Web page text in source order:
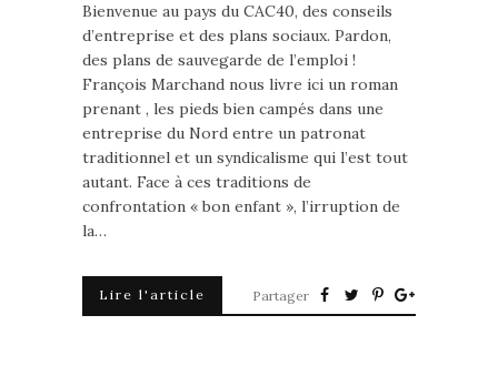
Bienvenue au pays du CAC40, des conseils
d’entreprise et des plans sociaux. Pardon,
des plans de sauvegarde de l’emploi !
François Marchand nous livre ici un roman
prenant , les pieds bien campés dans une
entreprise du Nord entre un patronat
traditionnel et un syndicalisme qui l’est tout
autant. Face à ces traditions de
confrontation « bon enfant », l’irruption de
la…
Lire l'article Partager